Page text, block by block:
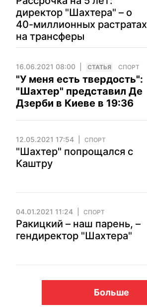
директор "Шахтера" – о
40-миллионных растратах
на трансферы
16.06.2021 08:00 CТАТЬЯ СПОРТ
"У меня есть твердость":
"Шахтер" представил Де
Дзерби в Киеве в 19:36
12.05.2021 17:54 СПОРТ
"Шахтер" попрощался с
Каштру
04.01.2021 11:24 СПОРТ
Ракицкий – наш парень, –
гендиректор "Шахтера"
Больше